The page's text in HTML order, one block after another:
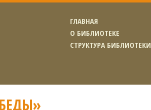
ГЛАВНАЯ
О БИБЛИОТЕКЕ
СТРУКТУРА БИБЛИОТЕКИ